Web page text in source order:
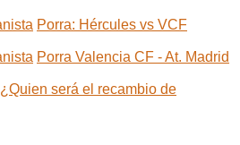
Porra: Hércules vs VCF
Porra Valencia CF - At. Madrid
¿Quien será el recambio de